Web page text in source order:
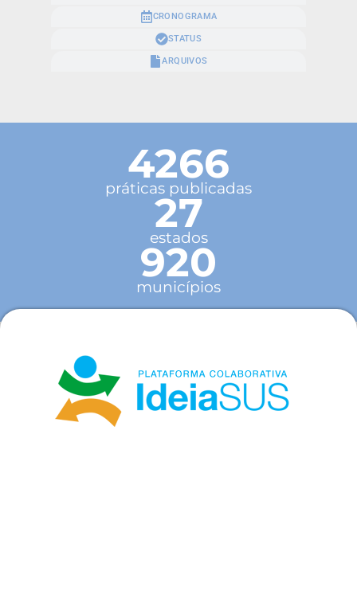
CRONOGRAMA
STATUS
ARQUIVOS
4266
práticas publicadas
27
estados
920
municípios